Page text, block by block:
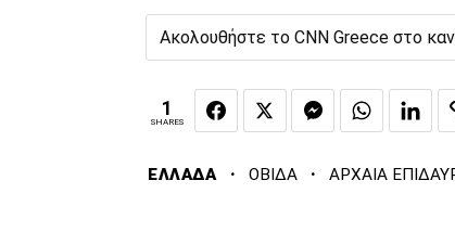
Ακολουθήστε το CNN Greece στο
1
SHARES
ΕΛΛΑΔΑ · ΟΒΙΔΑ · ΑΡΧΑΙΑ